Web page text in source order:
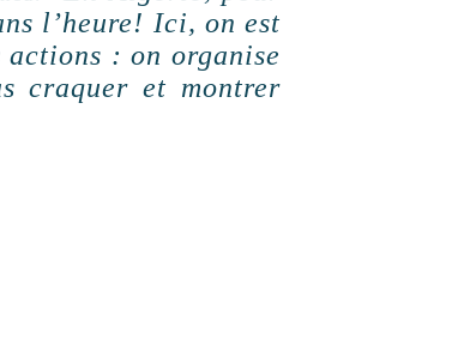
l’heure! Ici, on est
actions : on organise
craquer et montrer